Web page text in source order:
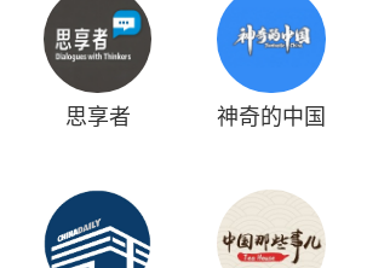
思享者 神奇的中国